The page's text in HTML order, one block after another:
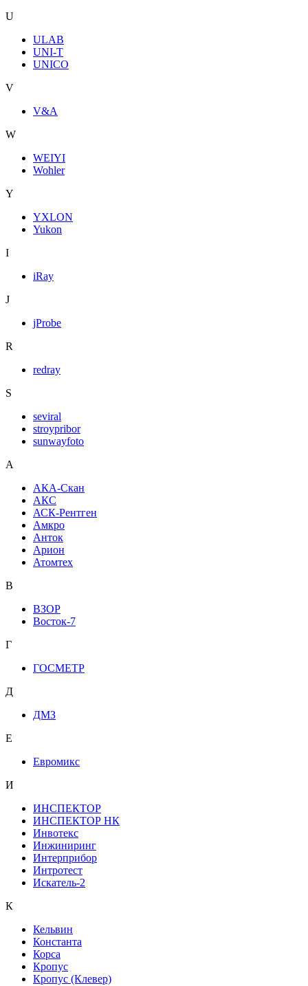
U
ULAB
UNI-T
UNICO
V
V&A
W
WEIYI
Wohler
Y
YXLON
Yukon
I
iRay
J
jProbe
R
redray
S
seviral
stroypribor
sunwayfoto
А
АКА-Скан
АКС
АСК-Рентген
Амкро
Анток
Арион
Атомтех
В
ВЗОР
Восток-7
Г
ГОСМЕТР
Д
ДМЗ
Е
Евромикс
И
ИНСПЕКТОР
ИНСПЕКТОР НК
Инвотекс
Инжиниринг
Интерприбор
Интротест
Искатель-2
К
Кельвин
Константа
Корса
Кропус
Кропус (Клевер)